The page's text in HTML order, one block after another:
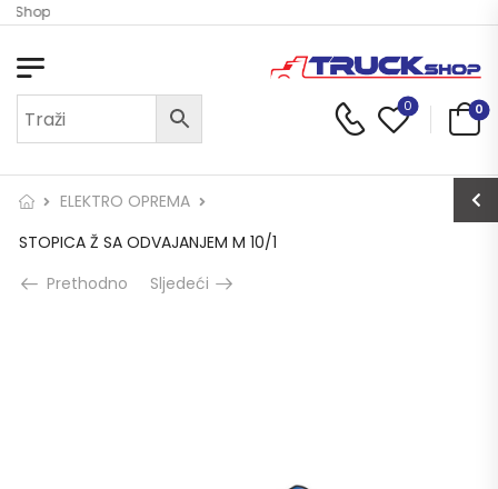
Shop
0 0
ELEKTRO OPREMA
STOPICA Ž SA ODVAJANJEM M 10/1
Prethodno
Sljedeći